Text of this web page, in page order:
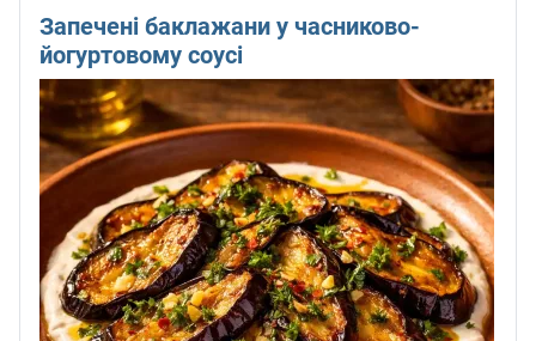
Запечені баклажани у часниково-
йогуртовому соусі